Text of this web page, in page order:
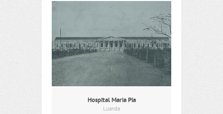
Hospital Maria Pia
Luanda